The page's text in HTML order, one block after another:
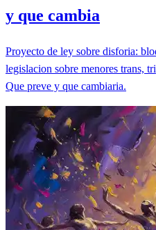
y que cambia
Proyecto de ley sobre disforia:
legislacion sobre menores trans,
Que preve y que cambiaria.